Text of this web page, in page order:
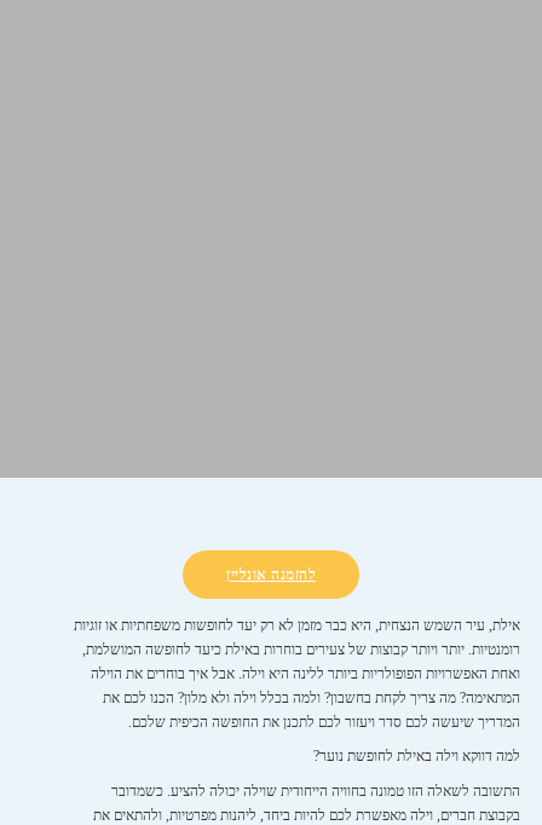
להזמנה אונליין
אילת, עיר השמש הנצחית, היא כבר מזמן לא רק יעד לחופשות משפחתיות או זוגיות
רומנטיות. יותר ויותר קבוצות של צעירים בוחרות באילת כיעד לחופשה המושלמת,
ואחת האפשרויות הפופולריות ביותר ללינה היא וילה. אבל איך בוחרים את הוילה
המתאימה? מה צריך לקחת בחשבון? ולמה בכלל וילה ולא מלון? הכנו לכם את
המדריך שיעשה לכם סדר ויעזור לכם לתכנן את החופשה הכיפית שלכם.
למה דווקא וילה באילת לחופשת נוער?
התשובה לשאלה הזו טמונה בחוויה הייחודית שוילה יכולה להציע. כשמדובר
בקבוצת חברים, וילה מאפשרת לכם להיות ביחד, ליהנות מפרטיות, ולהתאים את